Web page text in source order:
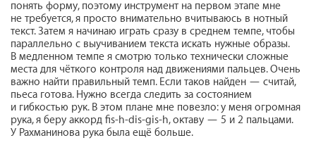
понять форму, поэтому инструмент на первом этапе мне
не требуется, я просто внимательно вчитываюсь в нотный
текст. Затем я начинаю играть сразу в среднем темпе, чтобы
параллельно с выучиванием текста искать нужные образы.
В медленном темпе я смотрю только технически сложные
места для чёткого контроля над движениями пальцев. Очень
важно найти правильный темп. Если таков найден — считай,
пьеса готова. Нужно всегда следить за состоянием
и гибкостью рук. В этом плане мне повезло: у меня огромная
рука, я беру аккорд fis-h‑dis-gis-h, октаву — 5 и 2 пальцами.
У Рахманинова рука была ещё больше.